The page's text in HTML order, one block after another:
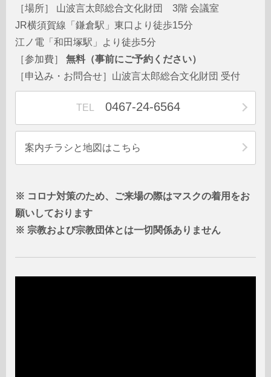
［場所］ 山波言太郎総合文化財団 3階 会議室
JR横須賀線「鎌倉駅」東口より徒歩15分
江ノ電「和田塚駅」より徒歩5分
［参加費］ 無料（事前にご予約ください）
［申込み・お問合せ］山波言太郎総合文化財団 受付
TEL 0467-24-6564
案内チラシと地図はこちら
※ コロナ対策のため、ご来場の際はマスクの着用をお
願いしております
※ 宗教および宗教団体とは一切関係ありません